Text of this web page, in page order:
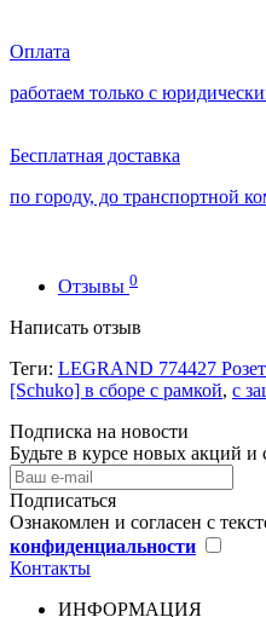
Оплата
работаем только с
Бесплатная доставка
по городу, до транспортной
Отзывы 0
Написать отзыв
Теги: LEGRAND 774427
[Schuko] в сборе с рамкой, с
Подписка на новости
Будьте в курсе новых акций
Подписаться
Ознакомлен и согласен с
конфиденциальности
Контакты
ИНФОРМАЦИЯ